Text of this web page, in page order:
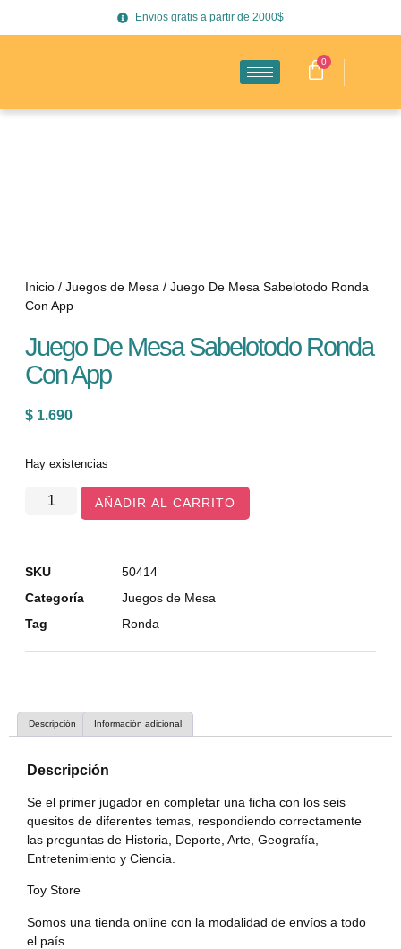
Envios gratis a partir de 2000$
0
Inicio / Juegos de Mesa / Juego De Mesa Sabelotodo Ronda
Con App
Juego De Mesa Sabelotodo Ronda
Con App
$ 1.690
Hay existencias
AÑADIR AL CARRITO
SKU
50414
Categoría
Juegos de Mesa
Tag
Ronda
Descripción Información adicional
Descripción
Se el primer jugador en completar una ficha con los seis
quesitos de diferentes temas, respondiendo correctamente
las preguntas de Historia, Deporte, Arte, Geografía,
Entretenimiento y Ciencia.
Toy Store
Somos una tienda online con la modalidad de envíos a todo
el país.